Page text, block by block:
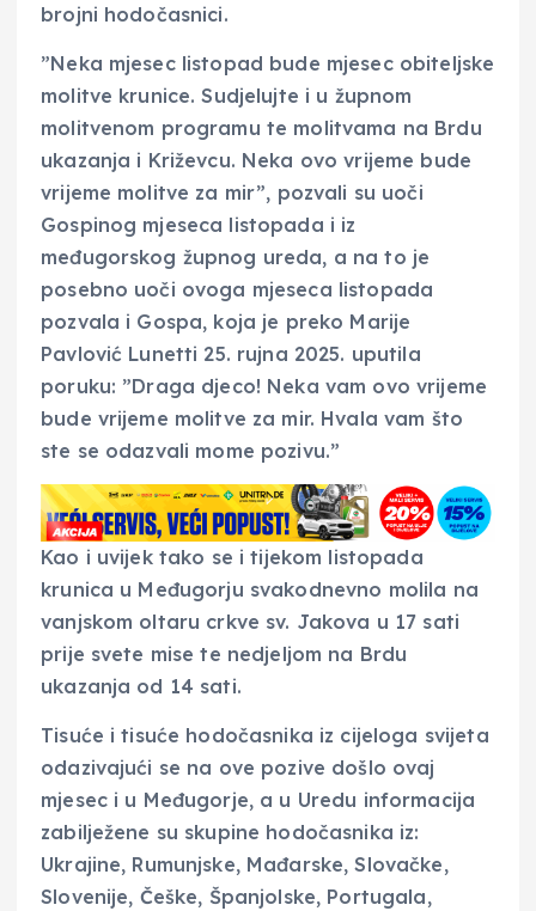
brojni hodočasnici.
”Neka mjesec listopad bude mjesec obiteljske
molitve krunice. Sudjelujte i u župnom
molitvenom programu te molitvama na Brdu
ukazanja i Križevcu. Neka ovo vrijeme bude
vrijeme molitve za mir”, pozvali su uoči
Gospinog mjeseca listopada i iz
međugorskog župnog ureda, a na to je
posebno uoči ovoga mjeseca listopada
pozvala i Gospa, koja je preko Marije
Pavlović Lunetti 25. rujna 2025. uputila
poruku: ”Draga djeco! Neka vam ovo vrijeme
bude vrijeme molitve za mir. Hvala vam što
ste se odazvali mome pozivu.”
Kao i uvijek tako se i tijekom listopada
krunica u Međugorju svakodnevno molila na
vanjskom oltaru crkve sv. Jakova u 17 sati
prije svete mise te nedjeljom na Brdu
ukazanja od 14 sati.
Tisuće i tisuće hodočasnika iz cijeloga svijeta
odazivajući se na ove pozive došlo ovaj
mjesec i u Međugorje, a u Uredu informacija
zabilježene su skupine hodočasnika iz:
Ukrajine, Rumunjske, Mađarske, Slovačke,
Slovenije, Češke, Španjolske, Portugala,